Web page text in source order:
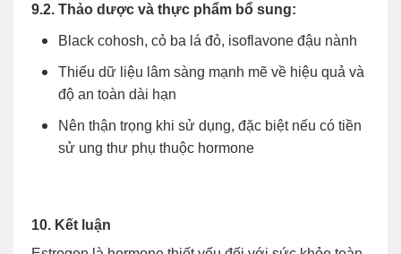
9.2. Thảo dược và thực phẩm bổ sung:
Black cohosh, cỏ ba lá đỏ, isoflavone đậu nành
Thiếu dữ liệu lâm sàng mạnh mẽ về hiệu quả và
độ an toàn dài hạn
Nên thận trọng khi sử dụng, đặc biệt nếu có tiền
sử ung thư phụ thuộc hormone
10. Kết luận